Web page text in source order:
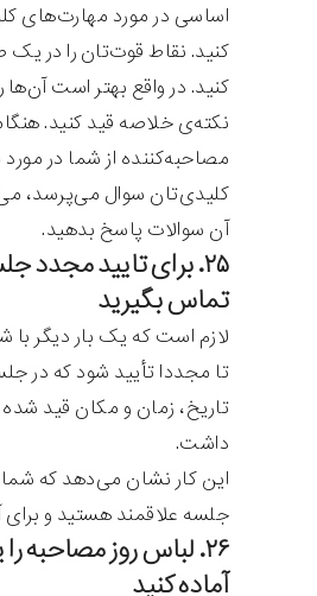
اساسی در مورد مهارت‌های
کنید. نقاط قوت‌تان را در
کنید. در واقع بهتر است
نکته‌ی خلاصه قید کنید.
مصاحبه‌کننده از شما در
کلیدی‌تان سوال می‌پرسد،
آن سوالات پاسخ بدهید.
۲۵. برای تایید
تماس بگیرید
لازم است که یک بار دیگر
تا مجددا تأیید شود که در
تاریخ، زمان و مکان قید
داشت.
این کار نشان می‌دهد که
جلسه علاقمند هستید و برای
۲۶. لباس روز مصاحبه
آماده کنید